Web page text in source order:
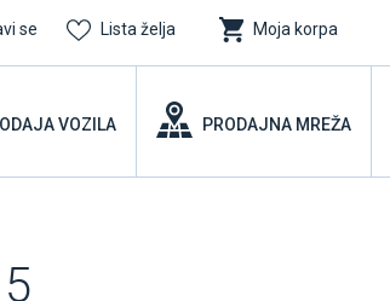
se Lista želja Moja korpa
VOZILA PRODAJNA MREŽA